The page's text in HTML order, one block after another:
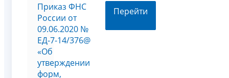
Приказ ФНС
России от
09.06.2020 №
ЕД-7-14/376@
«Об
утверждении
форм,
Перейти